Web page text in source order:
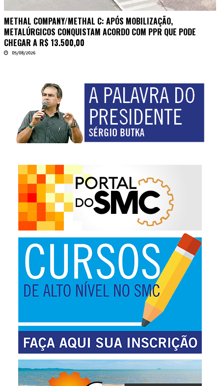
METHAL COMPANY/METHAL C: APÓS MOBILIZAÇÃO,
METALÚRGICOS CONQUISTAM ACORDO COM PPR QUE PODE
CHEGAR A R$ 13.500,00
05/08/2026